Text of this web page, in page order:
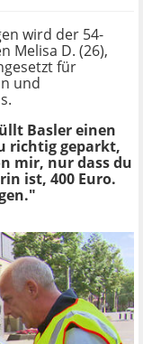
wird der 54-
Melisa D. (26),
für
und
Basler einen
richtig geparkt,
mir, nur dass du
ist, 400 Euro.